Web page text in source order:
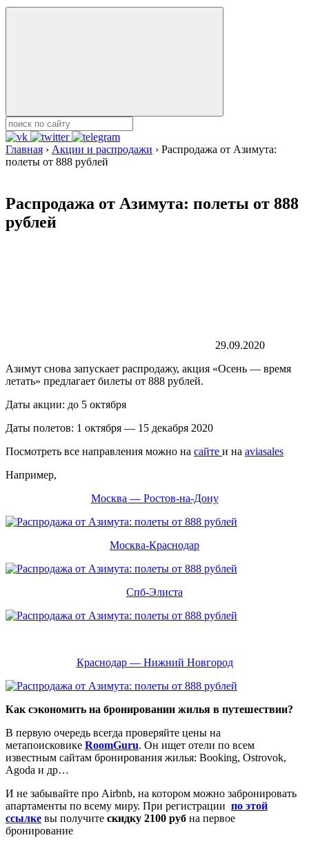
Главная › Акции и распродажи › Распродажа от Азимута:
полеты от 888 рублей
Распродажа от Азимута: полеты от 888
рублей
29.09.2020
Азимут снова запускает распродажу, акция «Осень — время
летать» предлагает билеты от 888 рублей.
Даты акции: до 5 октября
Даты полетов: 1 октября — 15 декабря 2020
Посмотреть все направления можно на сайте и на aviasales
Например,
Москва — Ростов-на-Дону
Москва-Краснодар
Спб-Элиста
Краснодар — Нижний Новгород
Как сэкономить на бронировании жилья в путешествии?
В первую очередь всегда проверяйте цены на
метапоисковике RoomGuru. Он ищет отели по всем
известным сайтам бронирования жилья: Booking, Ostrovok,
Agoda и др…
И не забывайте про Airbnb, на котором можно забронировать
апартаменты по всему миру. При регистрации по этой
ссылке вы получите скидку 2100 руб на первое
бронирование